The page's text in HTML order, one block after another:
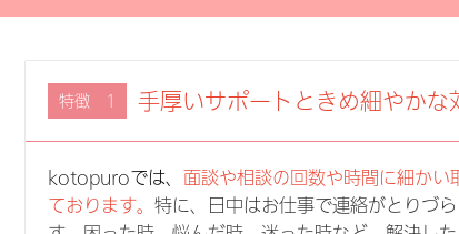
特徴 1 手厚いサポートときめ細やかな
kotopuroでは、 面談や相談の回数や時間に細か
ております。 特に、日中はお仕事で連絡がとりづ